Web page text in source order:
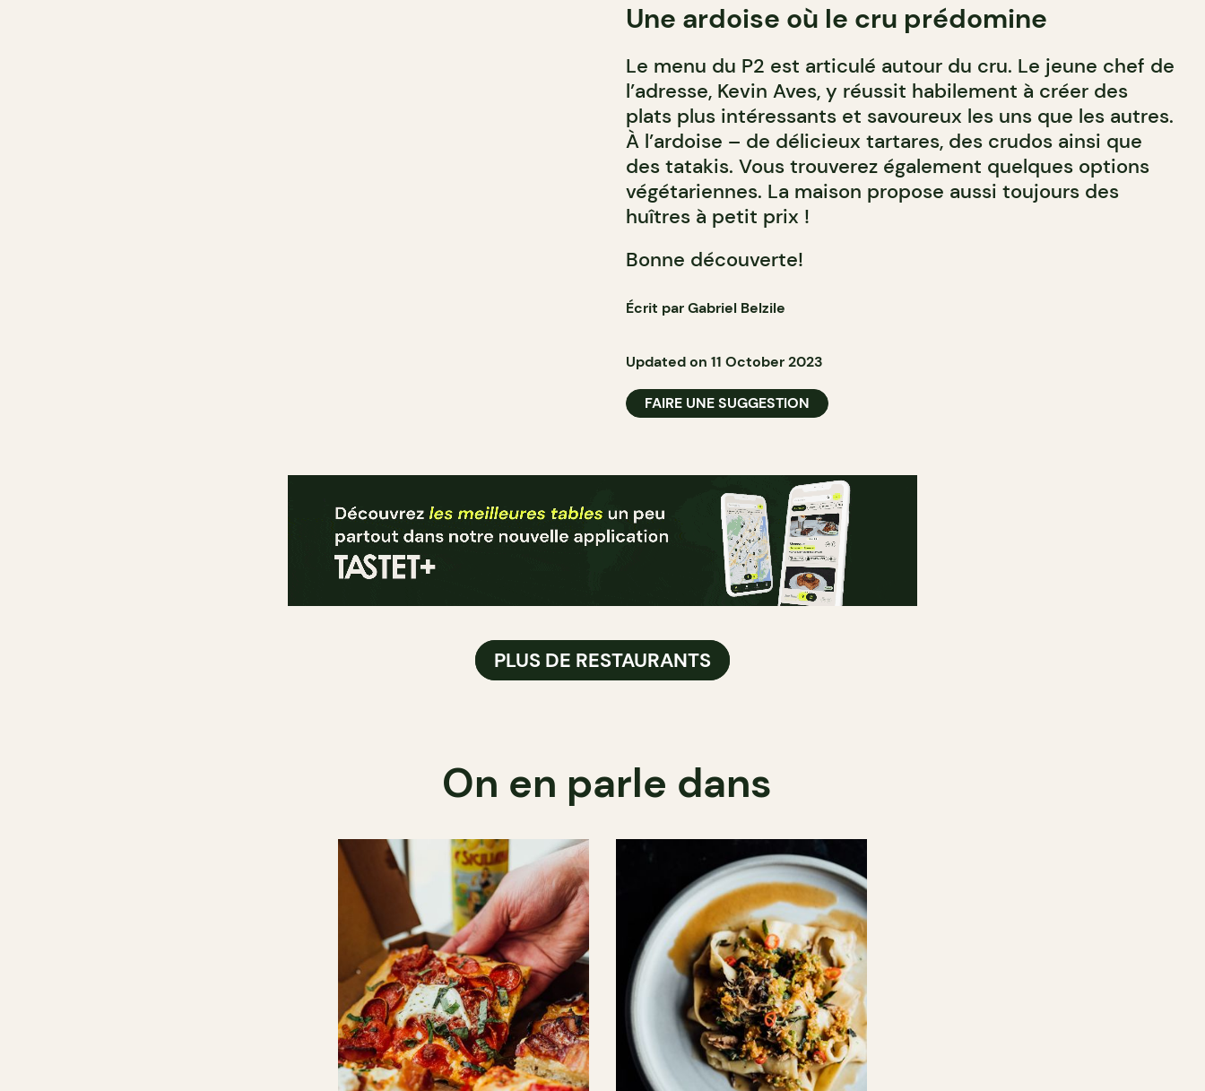
Une ardoise où le cru prédomine
Le menu du P2 est articulé autour du cru. Le jeune chef de
l’adresse, Kevin Aves, y réussit habilement à créer des
plats plus intéressants et savoureux les uns que les autres.
À l’ardoise – de délicieux tartares, des crudos ainsi que
des tatakis. Vous trouverez également quelques options
végétariennes. La maison propose aussi toujours des
huîtres à petit prix !
Bonne découverte!
Écrit par Gabriel Belzile
Updated on 11 October 2023
FAIRE UNE SUGGESTION
PLUS DE RESTAURANTS
On en parle dans